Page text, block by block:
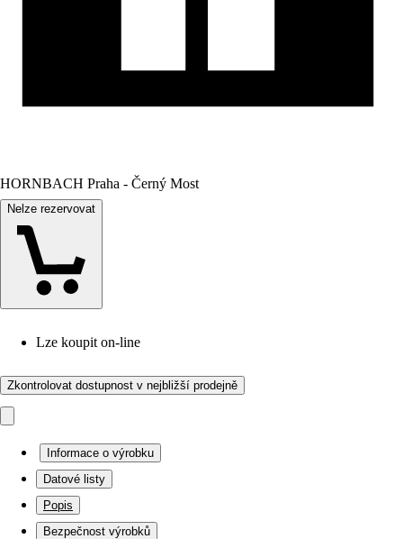
HORNBACH Praha - Černý Most
Nelze rezervovat
Lze koupit on-line
Zkontrolovat dostupnost v nejbližší prodejně
Informace o výrobku
Datové listy
Popis
Bezpečnost výrobků